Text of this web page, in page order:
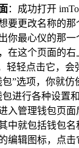
：成功打开
要更改名称的
你最心仪的那
在这个页面的
轻轻点击它，会
”选项，你就仿
进行各种设置和
入管理钱包页
中就包括钱包
编辑图标，点